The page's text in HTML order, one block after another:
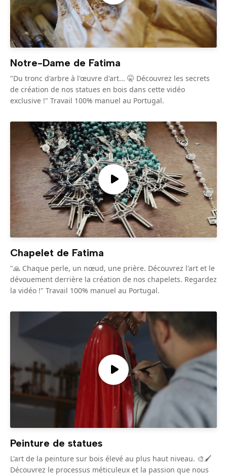
Notre-Dame de Fatima
"Du tronc d'arbre à l'œuvre d'art... 🤫 Découvrez les secrets
de création de nos statues en bois dans cette vidéo
exclusive !" Travail 100% manuel au Portugal.
Chapelet de Fatima
"🙏 Chaque perle, un nœud, une prière. Découvrez l'art et le
dévouement derrière la création de nos chapelets. Regardez
la vidéo !" Travail 100% manuel au Portugal.
Peinture de statues
L'art de la peinture sur bois élevé au plus haut niveau. 🎨🖌️
Découvrez le processus méticuleux et la passion que nous